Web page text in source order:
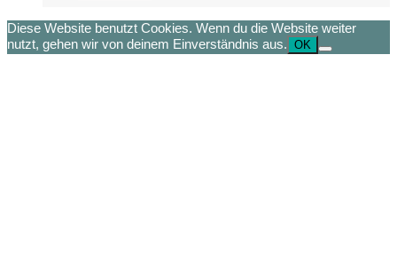
Diese Website benutzt Cookies. Wenn du die Website weiter
nutzt, gehen wir von deinem Einverständnis aus. OK